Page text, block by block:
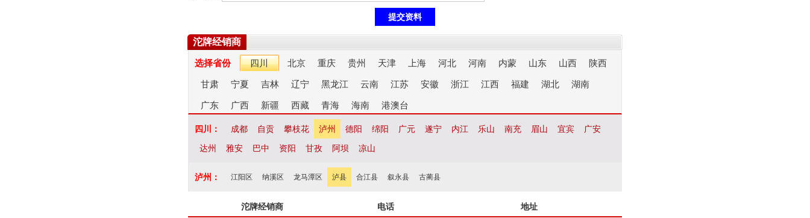
沱牌经销商
选择省份 四川 北京 重庆 贵州 天津 上海 河北 河南 内蒙 山东 山西 陕西
甘肃 宁夏 吉林 辽宁 黑龙江 云南 江苏 安徽 浙江 江西 福建 湖北 湖南
广东 广西 新疆 西藏 青海 海南 港澳台
四川： 成都 自贡 攀枝花 泸州 德阳 绵阳 广元 遂宁 内江 乐山 南充 眉山 宜宾
广安
达州
雅安 巴中 资阳 甘孜 阿坝 凉山
泸州： 江阳区 纳溪区 龙马潭区 泸县 合江县 叙永县 古蔺县
沱牌经销商 电话 地址